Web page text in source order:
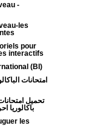
-
les
pour
interactifs
(BI)
امتحانات
باكالوريا
les